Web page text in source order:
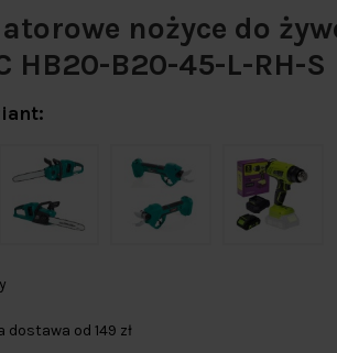
nożyce do
HB20-B20-45-L-RH-S
dostawa od 149 zł